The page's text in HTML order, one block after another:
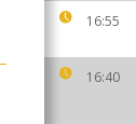
16:55
16:40